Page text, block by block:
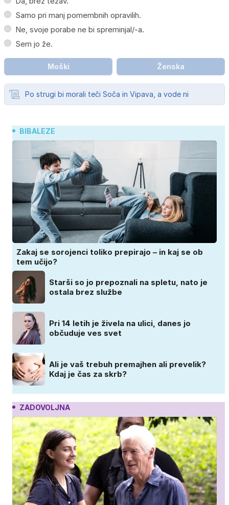
Samo pri manj pomembnih opravilih.
Ne, svoje porabe ne bi spreminjal/-a.
Sem jo že.
Moški Ženska
Po strugi bi morali teči Soča in Vipava, a vode ni
BIBALEZE
Zakaj se sorojenci toliko prepirajo – in kaj se ob
tem učijo?
Starši so jo prepoznali na spletu, nato je
ostala brez službe
Pri 14 letih je živela na ulici, danes jo
občuduje ves svet
Ali je vaš trebuh premajhen ali prevelik?
Kdaj je čas za skrb?
ZADOVOLJNA